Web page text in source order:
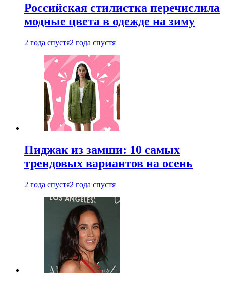
Российская стилистка перечислила
модные цвета в одежде на зиму
2 года спустя2 года спустя
Пиджак из замши: 10 самых
трендовых вариантов на осень
2 года спустя2 года спустя